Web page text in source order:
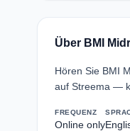
Über BMI
Hören Sie BMI
auf Streema —
FREQUENZ
Online only